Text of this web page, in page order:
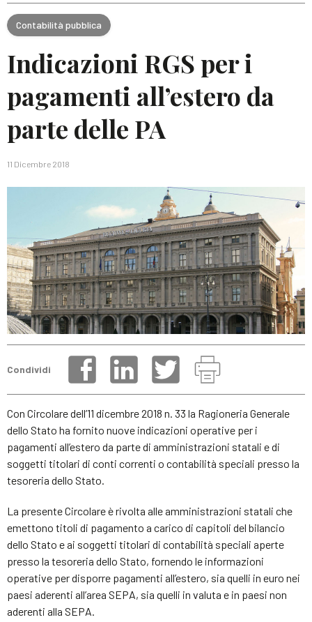
Contabilità pubblica
Indicazioni RGS per i
pagamenti all’estero da
parte delle PA
11 Dicembre 2018
Condividi
Con Circolare dell’11 dicembre 2018 n. 33 la Ragioneria Generale
dello Stato ha fornito nuove indicazioni operative per i
pagamenti all’estero da parte di amministrazioni statali e di
soggetti titolari di conti correnti o contabilità speciali presso la
tesoreria dello Stato.
La presente Circolare è rivolta alle amministrazioni statali che
emettono titoli di pagamento a carico di capitoli del bilancio
dello Stato e ai soggetti titolari di contabilità speciali aperte
presso la tesoreria dello Stato, fornendo le informazioni
operative per disporre pagamenti all’estero, sia quelli in euro nei
paesi aderenti all’area SEPA, sia quelli in valuta e in paesi non
aderenti alla SEPA.